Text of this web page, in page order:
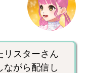
リスターさん
ながら配信し